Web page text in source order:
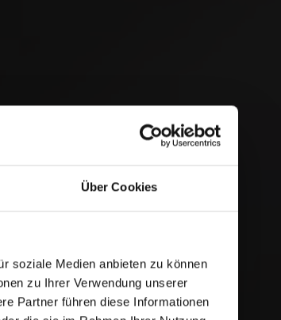
Über Cookies
soziale Medien anbieten zu können
zu Ihrer Verwendung unserer
Partner führen diese Informationen
&